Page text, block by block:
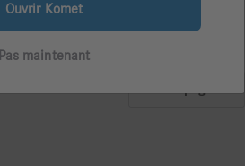
Ouvrir Komet
Pas maintenant